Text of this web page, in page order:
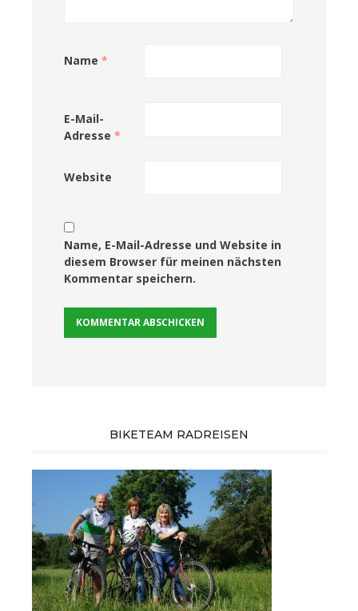
Name *
E-Mail-
Adresse *
Website
Name, E-Mail-Adresse und Website in
diesem Browser für meinen nächsten
Kommentar speichern.
BIKETEAM RADREISEN